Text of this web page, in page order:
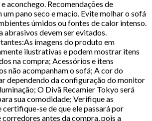
aconchego. Recomendações de
pano seco e macio. Evite molhar o sofá
úmidos ou fontes de calor intenso.
abrasivos devem ser evitados.
imagens do produto em
ilustrativas e podem mostrar itens
na compra; Acessórios e itens
não acompanham o sofá; A cor do
dependendo da configuração do monitor
O Divã Recamier Tokyo será
sua comodidade; Verifique as
certifique-se de que ele passará por
antes da compra, pois a